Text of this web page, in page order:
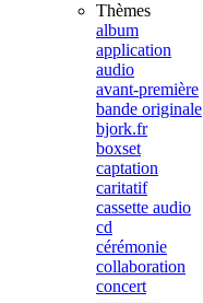
Thèmes
album
application
audio
avant-première
bande originale
bjork.fr
boxset
captation
caritatif
cassette audio
cd
cérémonie
collaboration
concert